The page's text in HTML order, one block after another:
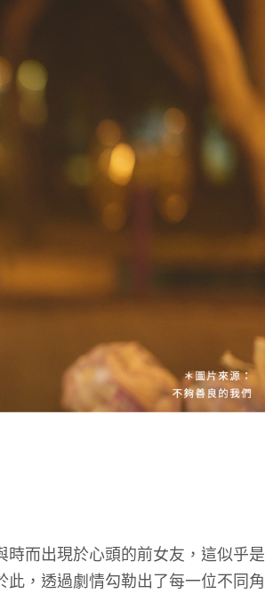
而出現於心頭的前女友，這似乎是
，透過劇情勾勒出了每一位不同角